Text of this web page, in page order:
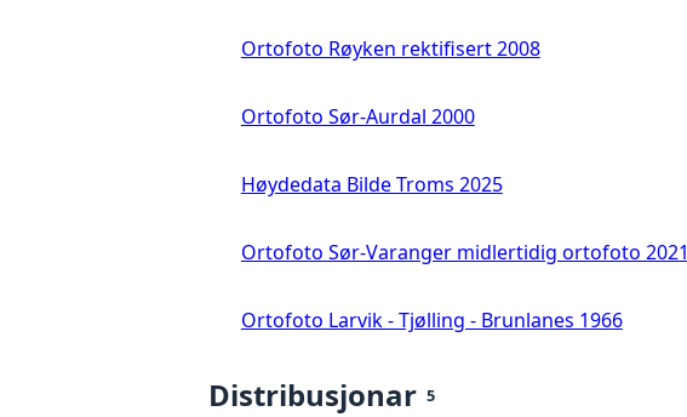
Ortofoto Røyken rektifisert 2008
Ortofoto Sør-Aurdal 2000
Høydedata Bilde Troms 2025
Ortofoto Sør-Varanger midlertidig ortofoto 2021
Ortofoto Larvik - Tjølling - Brunlanes 1966
Distribusjonar 5